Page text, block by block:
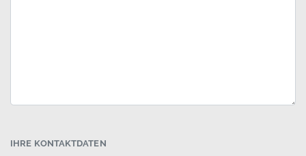
IHRE KONTAKTDATEN